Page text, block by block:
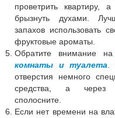
проветрить квартиру,
брызнуть духами.
запахов использовать
фруктовые ароматы.
Обратите внимание
комнаты и туалета
отверстия немного
средства, а через
сполосните.
Если нет времени на